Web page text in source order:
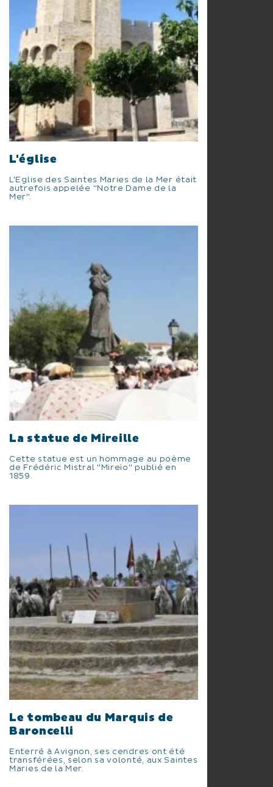
L'église
L'Eglise des Saintes Maries de la Mer était
autrefois appelée "Notre Dame de la
Mer".
La statue de Mireille
Cette statue est un hommage au poème
de Frédéric Mistral "Mireìo" publié en
1859.
Le tombeau du Marquis de
Baroncelli
Enterré à Avignon, ses cendres ont été
transférées, selon sa volonté, aux Saintes
Maries de la Mer.